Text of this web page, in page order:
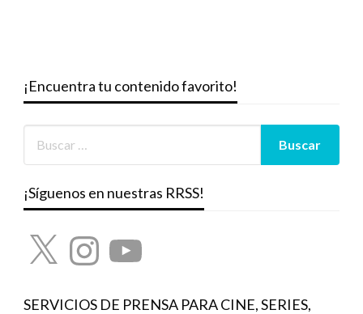
¡Encuentra tu contenido favorito!
¡Síguenos en nuestras RRSS!
X InstagramYouTube
SERVICIOS DE PRENSA PARA CINE, SERIES,